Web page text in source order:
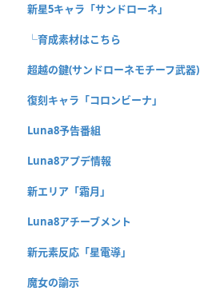
新星5キャラ「サンドローネ」
└育成素材はこちら
超越の鍵(サンドローネモチーフ武器)
復刻キャラ「コロンビーナ」
Luna8予告番組
Luna8アプデ情報
新エリア「霜月」
Luna8アチーブメント
新元素反応「星電導」
魔女の諭示